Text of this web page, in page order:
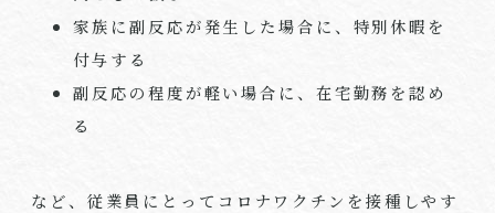
家族に副反応が発生した場合に、特別休暇を
付与する
副反応の程度が軽い場合に、在宅勤務を認め
る
など、従業員にとってコロナワクチンを接種しやす